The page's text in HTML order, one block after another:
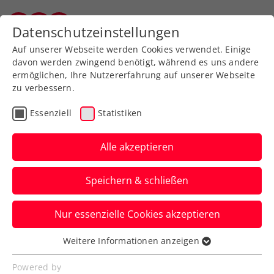
Zurück zur Newsübersicht
ATP
ATP Rom: Ofner fixiert
Duell mit Sinner
Das ÖTV-Ass setzt sich in Runde eins
gegen Alex Michelsen deutlich in zwei
Sätzen durch.
Verfasst von: Manuel Wachta, 07.05.2026
Datenschutzeinstellungen
Auf unserer Webseite werden Cookies verwendet. Einige
davon werden zwingend benötigt, während es uns andere
ermöglichen, Ihre Nutzererfahrung auf unserer Webseite
zu verbessern.
Essenziell Statistiken
Alle akzeptieren
Speichern & schließen
Nur essenzielle Cookies akzeptieren
Essenziell
Essenzielle Cookies werden für grundlegende
Weitere Informationen anzeigen
Powered by